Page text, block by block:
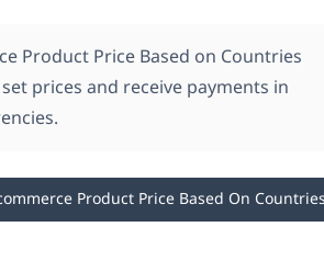
Product Price Based on Countries
prices and receive payments in
Product Price Based On